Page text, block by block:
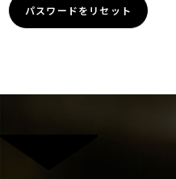
パスワードをリセット